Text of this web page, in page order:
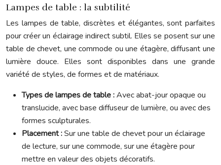
Lampes de table : la subtilité
Les lampes de table, discrètes et élégantes, sont parfaites
pour créer un éclairage indirect subtil. Elles se posent sur une
table de chevet, une commode ou une étagère, diffusant une
lumière douce. Elles sont disponibles dans une grande
variété de styles, de formes et de matériaux.
Types de lampes de table :Avec abat-jour opaque ou
translucide, avec base diffuseur de lumière, ou avec des
formes sculpturales.
Placement :Sur une table de chevet pour un éclairage
de lecture, sur une commode, sur une étagère pour
mettre en valeur des objets décoratifs.